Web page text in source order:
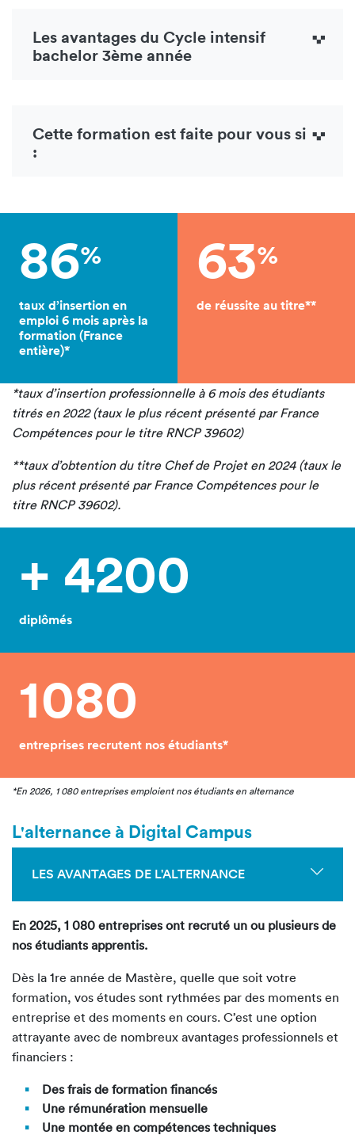
Les avantages du Cycle intensif
bachelor 3ème année
Cette formation est faite pour vous si
:
86%
taux d’insertion en
emploi 6 mois après la
formation (France
entière)*
63%
de réussite au titre**
*taux d’insertion professionnelle à 6 mois des étudiants
titrés en 2022 (taux le plus récent présenté par France
Compétences pour le titre RNCP 39602)
**taux d’obtention du titre Chef de Projet en 2024 (taux le
plus récent présenté par France Compétences pour le
titre RNCP 39602).
+ 4200
diplômés
1080
entreprises recrutent nos étudiants*
*En 2026, 1 080 entreprises emploient nos étudiants en alternance
L'alternance à Digital Campus
LES AVANTAGES DE L'ALTERNANCE
En 2025, 1 080 entreprises ont recruté un ou plusieurs de
nos étudiants apprentis.
Dès la 1re année de Mastère, quelle que soit votre
formation, vos études sont rythmées par des moments en
entreprise et des moments en cours. C’est une option
attrayante avec de nombreux avantages professionnels et
financiers :
Des frais de formation financés
Une rémunération mensuelle
Une montée en compétences techniques